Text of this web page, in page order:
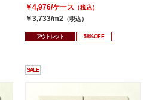
￥4,976/ケース （税込）
￥3,733/m2 （税込）
アウトレット 58%OFF
SALE